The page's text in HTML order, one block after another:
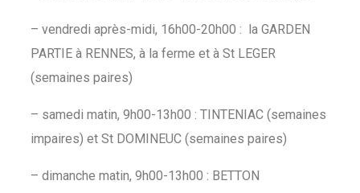
– vendredi après-midi, 16h00-20h00 : la GARDEN
PARTIE à RENNES, à la ferme et à St LEGER
(semaines paires)
– samedi matin, 9h00-13h00 : TINTENIAC (semaines
impaires) et St DOMINEUC (semaines paires)
– dimanche matin, 9h00-13h00 : BETTON